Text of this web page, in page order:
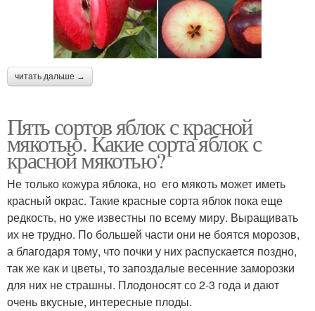
читать дальше →
Пять сортов яблок с красной
мякотью. Какие сорта яблок с
красной мякотью?
Не только кожура яблока, но его мякоть может иметь
красный окрас. Такие красные сорта яблок пока еще
редкость, но уже известны по всему миру. Выращивать
их не трудно. По большей части они не боятся морозов,
а благодаря тому, что почки у них распускается поздно,
так же как и цветы, то запоздалые весенние заморозки
для них не страшны. Плодоносят со 2-3 года и дают
очень вкусные, интересные плоды.